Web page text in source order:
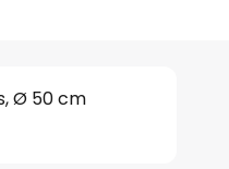
Ø 50 cm